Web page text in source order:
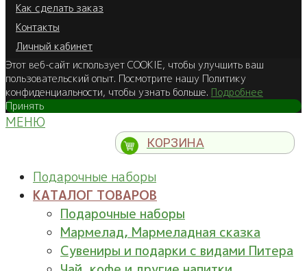
Как сделать заказ
Контакты
Личный кабинет
Этот веб-сайт использует COOKIE, чтобы улучшить ваш
пользовательский опыт. Посмотрите нашу Политику
конфиденциальности, чтобы узнать больше. Подробнее
Принять
МЕНЮ
КОРЗИНА
Подарочные наборы
КАТАЛОГ ТОВАРОВ
Подарочные наборы
Мармелад, Мармеладная сказка
Сувениры и подарки с видами Питера